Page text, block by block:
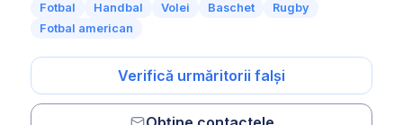
Fotbal Handbal Volei Baschet
Rugby
Fotbal american
Verifică urmăritorii falși